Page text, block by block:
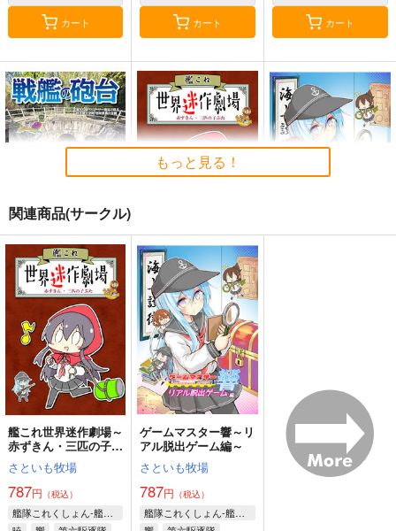
カート カート カート
戦艦の砲台 ～海から
陸へ！レーザー測量で
蘇る巨大地下空間・壱
岐要塞の全貌
さざなみ壊変
1,320 円（税込）
ミリタリー
赤城
加賀
サンプル
艦これ世界迷作劇場～
赤ずきん・三匹の子ぶ
た～
さといも牧場
787円（税込）
艦隊これくしょん-艦これ-
暁
響 第六駆逐隊
サンプル サンプル
カート
もっと見る！
関連商品(サークル)
艦これ世界迷作劇場～
赤ずきん・三匹の子ぶ
た～
さといも牧場
787円 （税込）
艦隊これくしょん-艦これ-
ゲームマスター響～リ
アル脱出ゲーム編～
さといも牧場
787円 （税込）
艦隊これくしょん-艦これ-